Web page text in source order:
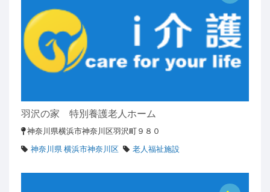
羽沢の家 特別養護老人ホーム
神奈川県横浜市神奈川区羽沢町９８０
神奈川県 横浜市神奈川区
老人福祉施設